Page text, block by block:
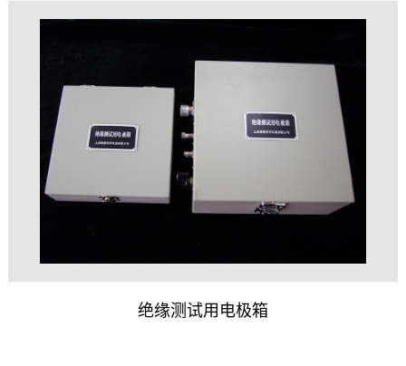
绝缘测试用电极箱